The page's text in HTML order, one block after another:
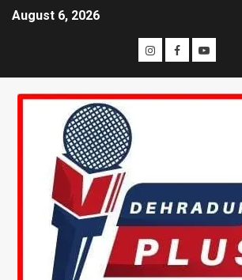
August 6, 2026